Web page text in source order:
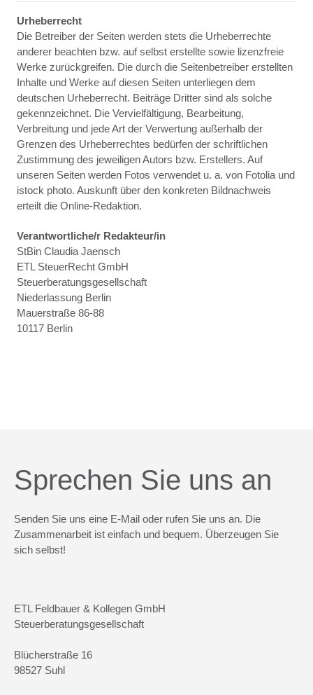
Urheberrecht
Die Betreiber der Seiten werden stets die Urheberrechte
anderer beachten bzw. auf selbst erstellte sowie lizenzfreie
Werke zurückgreifen. Die durch die Seitenbetreiber erstellten
Inhalte und Werke auf diesen Seiten unterliegen dem
deutschen Urheberrecht. Beiträge Dritter sind als solche
gekennzeichnet. Die Vervielfältigung, Bearbeitung,
Verbreitung und jede Art der Verwertung außerhalb der
Grenzen des Urheberrechtes bedürfen der schriftlichen
Zustimmung des jeweiligen Autors bzw. Erstellers. Auf
unseren Seiten werden Fotos verwendet u. a. von Fotolia und
istock photo. Auskunft über den konkreten Bildnachweis
erteilt die Online-Redaktion.
Verantwortliche/r Redakteur/in
StBin Claudia Jaensch
ETL SteuerRecht GmbH
Steuerberatungsgesellschaft
Niederlassung Berlin
Mauerstraße 86-88
10117 Berlin
Sprechen Sie uns an
Senden Sie uns eine E-Mail oder rufen Sie uns an. Die
Zusammenarbeit ist einfach und bequem. Überzeugen Sie
sich selbst!
ETL Feldbauer & Kollegen GmbH
Steuerberatungsgesellschaft
Blücherstraße 16
98527 Suhl